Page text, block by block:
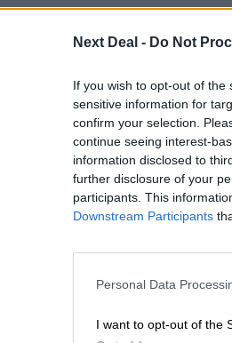
Next Deal - Do Not
If you wish to opt-out of
sensitive information for
confirm your selection.
continue seeing interest-
information disclosed to
further disclosure of your
participants. This
Downstream Participants
Personal Data
I want to opt-out of the
κτιρίων γραφείων και
με βιοκλιματικά
του Ιατρικού Κέντρου
ΕΤΑΙΡΕΙΑ ΕΙΔΙΚΟΥ ΣΚΟΠΟΥ»,
με την Dimand Real
Μνημονίου στρατηγικής
Όμιλος Ιατρικού Αθηνών με τη
Μ.Α.Ε. (The Εllinikon), για
πρωτοποριακού Healthcare
του υπερσύγχρονου Healthcare
είναι η προσφορά ευρέως
υπηρεσιών υγείας και
επισκέπτες του Ελληνικού.
Προσθέστε τοnextdeal.gr